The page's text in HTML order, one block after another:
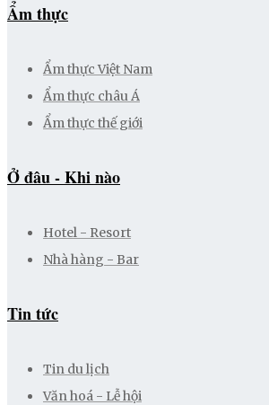
Ẩm thực
Ẩm thực Việt Nam
Ẩm thực châu Á
Ẩm thực thế giới
Ở đâu - Khi nào
Hotel - Resort
Nhà hàng - Bar
Tin tức
Tin du lịch
Văn hoá - Lễ hội